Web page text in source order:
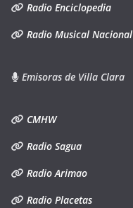
Radio Enciclopedia
Radio Musical Nacional
Emisoras de Villa Clara
CMHW
Radio Sagua
Radio Arimao
Radio Placetas